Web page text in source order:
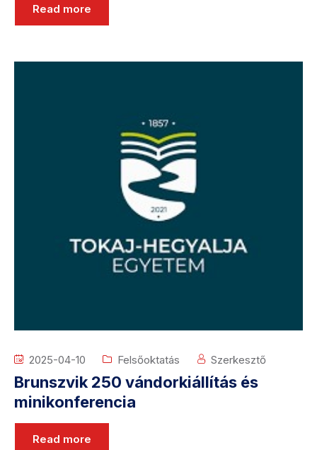
Read more
2025-04-10 Felsőoktatás Szerkesztő
Brunszvik 250 vándorkiállítás és
minikonferencia
Read more